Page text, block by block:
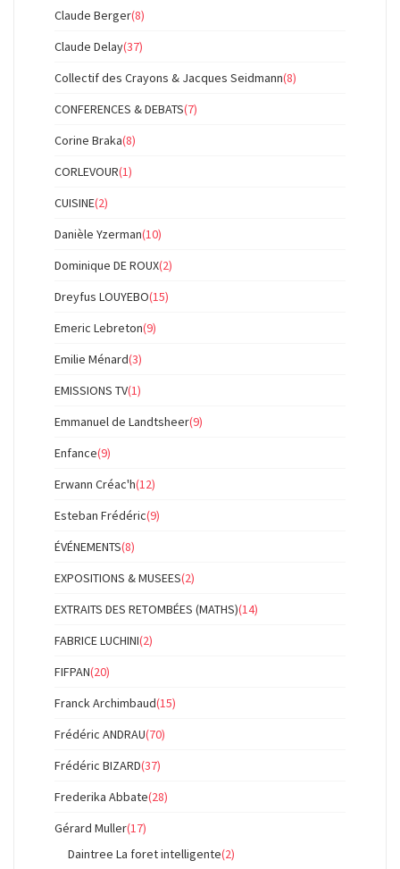
Claude Berger(8)
Claude Delay(37)
Collectif des Crayons & Jacques Seidmann(8)
CONFERENCES & DEBATS(7)
Corine Braka(8)
CORLEVOUR(1)
CUISINE(2)
Danièle Yzerman(10)
Dominique DE ROUX(2)
Dreyfus LOUYEBO(15)
Emeric Lebreton(9)
Emilie Ménard(3)
EMISSIONS TV(1)
Emmanuel de Landtsheer(9)
Enfance(9)
Erwann Créac'h(12)
Esteban Frédéric(9)
ÉVÉNEMENTS(8)
EXPOSITIONS & MUSEES(2)
EXTRAITS DES RETOMBÉES (MATHS)(14)
FABRICE LUCHINI(2)
FIFPAN(20)
Franck Archimbaud(15)
Frédéric ANDRAU(70)
Frédéric BIZARD(37)
Frederika Abbate(28)
Gérard Muller(17)
Daintree La foret intelligente(2)